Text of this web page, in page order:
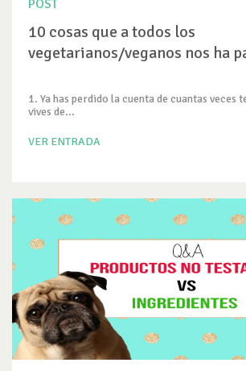
POST
10 cosas que a todos los
vegetarianos/veganos nos ha
1. Ya has perdido la cuenta de cuantas veces
vives de...
VER ENTRADA